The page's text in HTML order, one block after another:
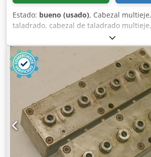
Estado: bueno (usado), Cabezal
taladrado, cabezal de taladrado
articulado, taladradora de fila, cabezal
clavijas, taladradora para clavijas,
para taladrar. -Cantidad: máx. 7 brocas
Alfjha -Portabrocas: M8 -Rotación:
derecha/izquierda -Distancia entre
Distancia entre brocas: 15 mm -
mm -Peso: 8 kg